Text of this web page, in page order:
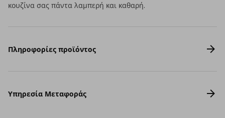
κουζίνα σας πάντα λαμπερή και καθαρή.
Πληροφορίες προϊόντος
Υπηρεσία Μεταφοράς